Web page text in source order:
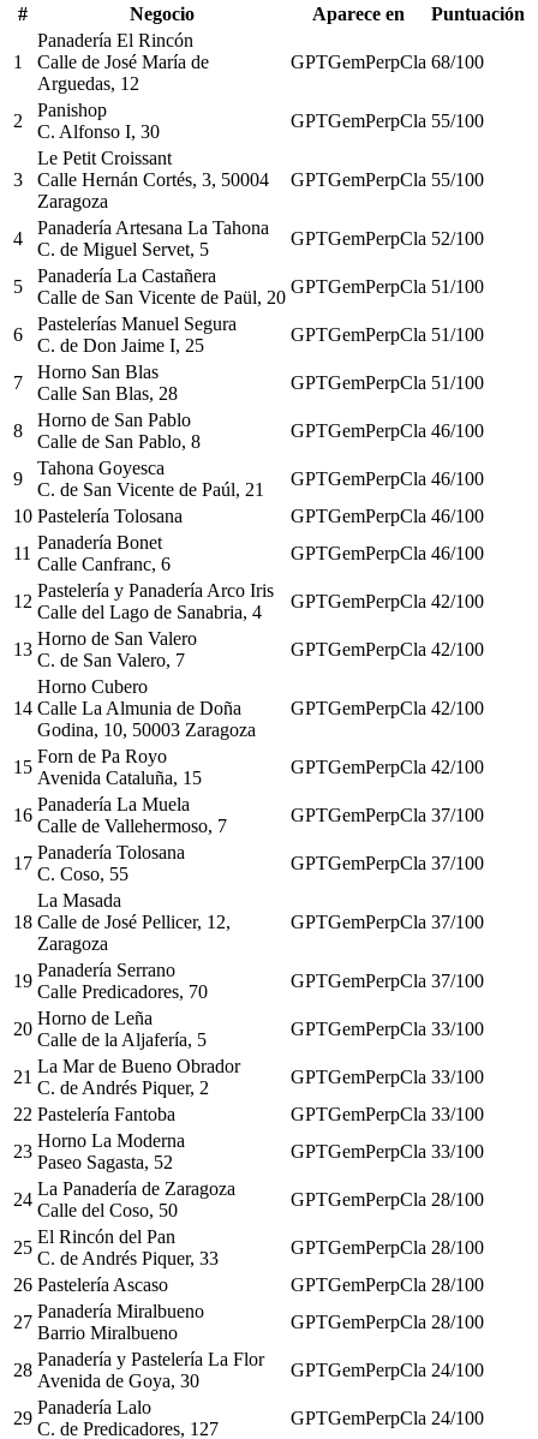
#
Negocio Aparece en Puntuación
1
Panadería El Rincón
Calle de José María de
Arguedas, 12
GPTGemPerpCla 68/100
2
Panishop
C. Alfonso I, 30
GPTGemPerpCla 55/100
3
Le Petit Croissant
Calle Hernán Cortés, 3, 50004
Zaragoza
GPTGemPerpCla 55/100
4
Panadería Artesana La Tahona
C. de Miguel Servet, 5
GPTGemPerpCla 52/100
5
Panadería La Castañera
Calle de San Vicente de Paül, 20
GPTGemPerpCla 51/100
6
Pastelerías Manuel Segura
C. de Don Jaime I, 25
GPTGemPerpCla 51/100
7
Horno San Blas
Calle San Blas, 28
GPTGemPerpCla 51/100
8
Horno de San Pablo
Calle de San Pablo, 8
GPTGemPerpCla 46/100
9
Tahona Goyesca
C. de San Vicente de Paúl, 21
GPTGemPerpCla 46/100
10 Pastelería Tolosana GPTGemPerpCla 46/100
11
Panadería Bonet
Calle Canfranc, 6
GPTGemPerpCla 46/100
12
Pastelería y Panadería Arco Iris
Calle del Lago de Sanabria, 4
GPTGemPerpCla 42/100
13
Horno de San Valero
C. de San Valero, 7
GPTGemPerpCla 42/100
14
Horno Cubero
Calle La Almunia de Doña
Godina, 10, 50003 Zaragoza
GPTGemPerpCla 42/100
15
Forn de Pa Royo
Avenida Cataluña, 15
GPTGemPerpCla 42/100
16
Panadería La Muela
Calle de Vallehermoso, 7
GPTGemPerpCla 37/100
17
Panadería Tolosana
C. Coso, 55
GPTGemPerpCla 37/100
18
La Masada
Calle de José Pellicer, 12,
Zaragoza
GPTGemPerpCla 37/100
19
Panadería Serrano
Calle Predicadores, 70
GPTGemPerpCla 37/100
20
Horno de Leña
Calle de la Aljafería, 5
GPTGemPerpCla 33/100
21
La Mar de Bueno Obrador
C. de Andrés Piquer, 2
GPTGemPerpCla 33/100
22 Pastelería Fantoba GPTGemPerpCla 33/100
23
Horno La Moderna
Paseo Sagasta, 52
GPTGemPerpCla 33/100
24
La Panadería de Zaragoza
Calle del Coso, 50
GPTGemPerpCla 28/100
25
El Rincón del Pan
C. de Andrés Piquer, 33
GPTGemPerpCla 28/100
26 Pastelería Ascaso GPTGemPerpCla 28/100
27
Panadería Miralbueno
Barrio Miralbueno
GPTGemPerpCla 28/100
28
Panadería y Pastelería La Flor
Avenida de Goya, 30
GPTGemPerpCla 24/100
29
Panadería Lalo
C. de Predicadores, 127
GPTGemPerpCla 24/100